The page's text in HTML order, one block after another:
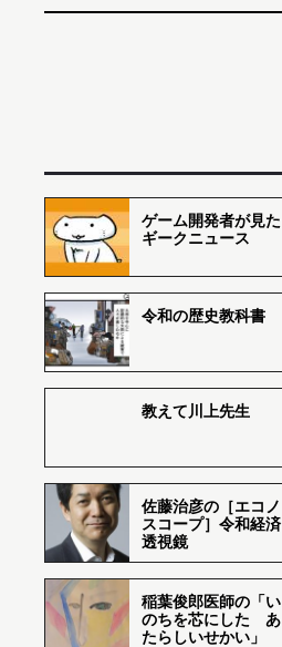
ゲーム開発者が見た
ギークニュース
令和の歴史教科書
教えて川上先生
佐藤治彦の［エコノ
スコープ］令和経済
透視鏡
稲葉俊郎医師の「い
のちを芯にした あ
たらしいせかい」